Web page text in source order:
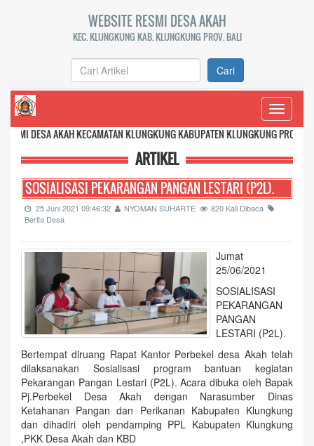
WEBSITE RESMI DESA AKAH
KEC. KLUNGKUNG KAB. KLUNGKUNG PROV. BALI
Cari
Toggle
KECAMATAN KLUNGKUNG KABUPATEN KLUNGKUNG PROVINSI BALI
ARTIKEL
SOSIALISASI PEKARANGAN PANGAN LESTARI (P2L).
25 Juni 2021 09:46:32 NYOMAN SUHARTE
820 Kali Dibaca
Berita Desa
Jumat
25/06/2021
SOSIALISASI
PEKARANGAN
PANGAN
LESTARI (P2L).
Bertempat diruang Rapat Kantor Perbekel desa Akah telah
dilaksanakan Sosialisasi program bantuan kegiatan
Pekarangan Pangan Lestari (P2L). Acara dibuka oleh Bapak
Pj.Perbekel Desa Akah dengan Narasumber Dinas
Ketahanan Pangan dan Perikanan Kabupaten Klungkung
dan dihadiri oleh pendamping PPL Kabupaten Klungkung
,PKK Desa Akah dan KBD